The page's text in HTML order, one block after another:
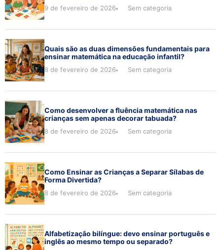
9 de fevereiro de 2026 Sem categoria
Quais são as duas dimensões fundamentais para
ensinar matemática na educação infantil?
8 de fevereiro de 2026 Sem categoria
Como desenvolver a fluência matemática nas
crianças sem apenas decorar tabuada?
8 de fevereiro de 2026 Sem categoria
Como Ensinar as Crianças a Separar Sílabas de
Forma Divertida?
8 de fevereiro de 2026 Sem categoria
Alfabetização bilíngue: devo ensinar português e
inglês ao mesmo tempo ou separado?